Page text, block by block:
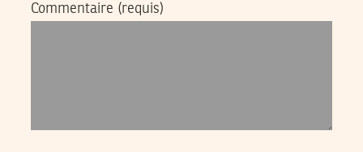
Commentaire (requis)